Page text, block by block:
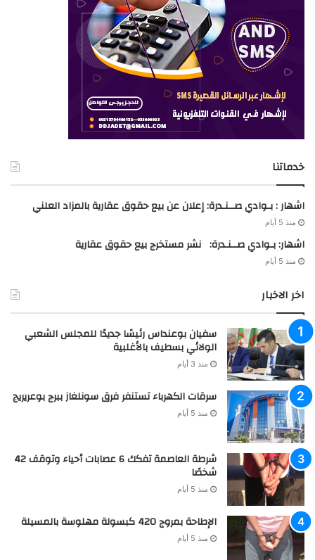
خدماتنا
اشهار : بـوادي صــنـدرة: إعلان عن بيع حقوق عقارية بالمزاد العلني
منذ 5 أيام
اشهار: بـوادي صــنـدرة: نشر مستخرج بيع حقوق عقارية
منذ 5 أيام
اخر الاخبار
سفيان بوعنداس رئيسًا جديدًا للمجلس الشعبي
الولائي بسطيف بالأغلبية
منذ 3 أيام
سرقات الكهرباء تستنفر فرق سونلغاز ببرج بوعريريج
منذ 5 أيام
شرطة العاصمة تفكك 6 عصابات أحياء وتوقف 42
شخصًا
منذ 5 أيام
الإطاحة بمروج 420 كبسولة مهلوسة بالمسيلة
منذ 5 أيام